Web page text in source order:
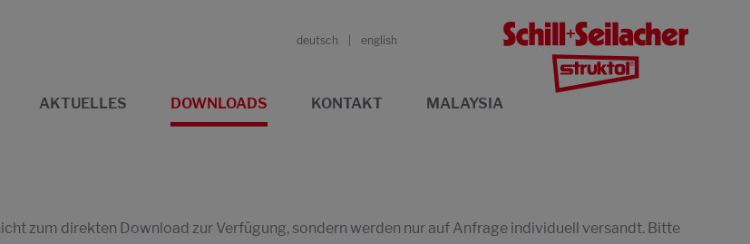
deutsch english
AKTUELLES DOWNLOADS KONTAKT MALAYSIA
zum direkten Download zur Verfügung, sondern werden nur auf Anfrage individuell versandt. Bitte